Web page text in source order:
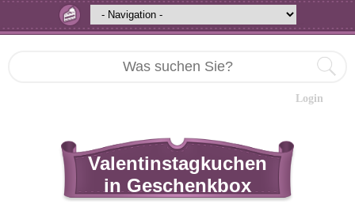
Login
Valentinstagkuchen
in Geschenkbox